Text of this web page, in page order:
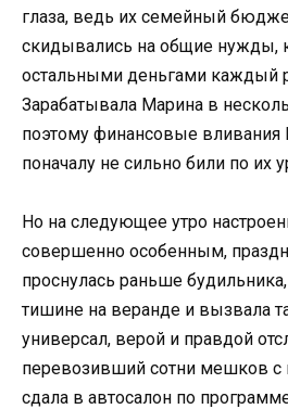
глаза, ведь их семейный
скидывались на общие нужды,
остальными деньгами каждый
Зарабатывала Марина в
поэтому финансовые вливания
поначалу не сильно били по их
Но на следующее утро
совершенно особенным,
проснулась раньше
тишине на веранде и вызвала
универсал, верой и правдой
перевозивший сотни мешков с
сдала в автосалон по